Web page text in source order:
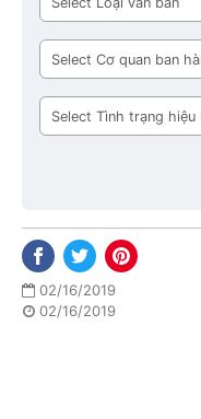
văn
bản
Cơ
quan
ban
hành
Tình
trạng
02/16/2019
02/16/2019